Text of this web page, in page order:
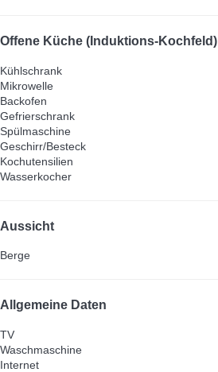
Offene Küche (Induktions-Kochfeld)
Kühlschrank
Mikrowelle
Backofen
Gefrierschrank
Spülmaschine
Geschirr/Besteck
Kochutensilien
Wasserkocher
Aussicht
Berge
Allgemeine Daten
TV
Waschmaschine
Internet